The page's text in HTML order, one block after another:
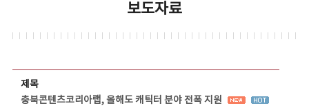
보도자료
제목
충북콘텐츠코리아랩, 올해도 캐틱터 분야 전폭 지원